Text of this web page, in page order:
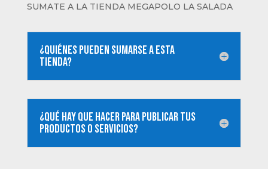
SUMATE A LA TIENDA MEGAPOLO LA SALADA
¿Quiénes pueden sumarse a esta
tienda?
¿Qué hay que hacer para publicar tus
productos o servicios?